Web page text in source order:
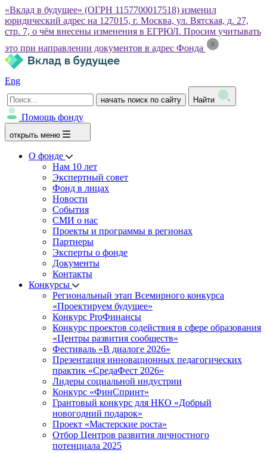
«Вклад в будущее» (ОГРН 1157700017518) изменил
юридический адрес на 127015, г. Москва, ул. Вятская, д. 27,
стр. 7, о чём внесены изменения в ЕГРЮЛ. Просим учитывать
это при направлении документов в адрес Фонда
Eng
начать поиск по сайту Найти
Помощь фонду
открыть меню
О фонде
Нам 10 лет
Экспертный совет
Фонд в лицах
Новости
События
СМИ о нас
Проекты и программы в регионах
Партнеры
Эксперты о фонде
Документы
Контакты
Конкурсы
Региональный этап Всемирного конкурса
«Проектируем будущее»
Конкурс ProФинансы
Конкурс проектов содействия в сфере образования
«Центры развития сообществ»
Фестиваль «В диалоге 2026»
Презентация инновационных педагогических
практик «СредаФест 2026»
Лидеры социальной индустрии
Конкурс «ФинСпринт»
Грантовый конкурс для НКО «Добрый
новогодний подарок»
Проект «Мастерские роста»
Отбор Центров развития личностного
потенциала 2025